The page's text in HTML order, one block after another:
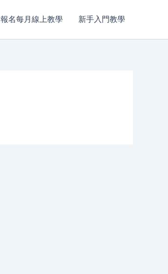
報名每月線上教學 新手入門教學